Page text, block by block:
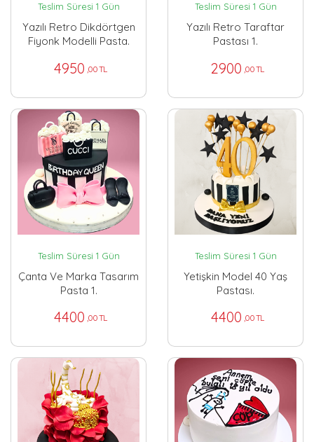
Teslim Süresi 1 Gün
Yazılı Retro Dikdörtgen
Fiyonk Modelli Pasta.
4950 ,00 TL
Teslim Süresi 1 Gün
Yazılı Retro Taraftar
Pastası 1.
2900 ,00 TL
Teslim Süresi 1 Gün
Çanta Ve Marka Tasarım
Pasta 1.
4400 ,00 TL
Teslim Süresi 1 Gün
Yetişkin Model 40 Yaş
Pastası.
4400 ,00 TL